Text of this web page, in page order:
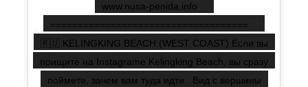
www.nusa-penida.info ⠀
==================================== ⠀
🇷🇺 KELINGKING BEACH (WEST COAST) Если вы
поищите на Instagramе Kelingking Beach, вы сразу
поймете, зачем вам туда идти. Вид с вершины